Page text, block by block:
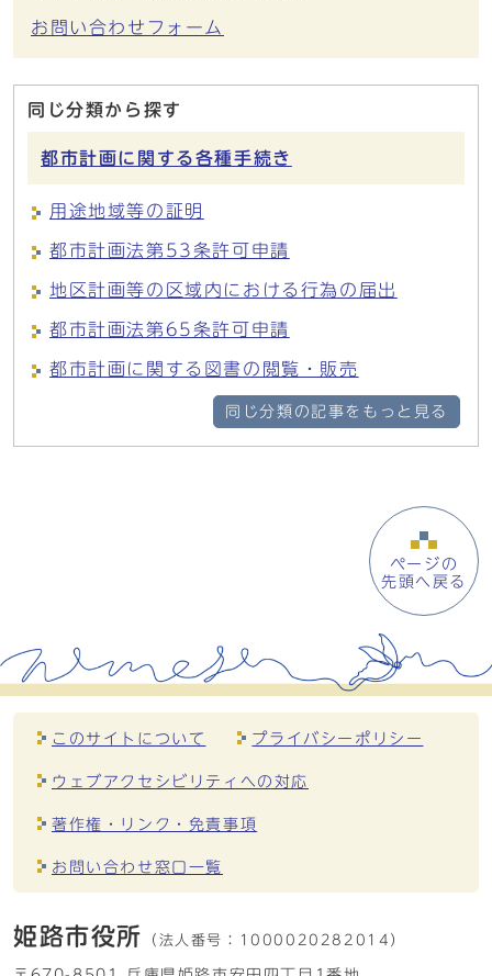
お問い合わせフォーム
同じ分類から探す
都市計画に関する各種手続き
用途地域等の証明
都市計画法第53条許可申請
地区計画等の区域内における行為の届出
都市計画法第65条許可申請
都市計画に関する図書の閲覧・販売
同じ分類の記事をもっと見る
ページの
先頭へ戻る
このサイトについて プライバシーポリシー
ウェブアクセシビリティへの対応
著作権・リンク・免責事項
お問い合わせ窓口一覧
姫路市役所 （法人番号： 1000020282014）